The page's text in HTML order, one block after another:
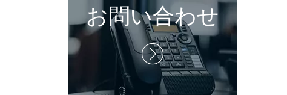
お問い合わせ
